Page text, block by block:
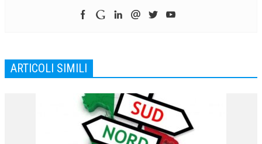
ARTICOLI SIMILI